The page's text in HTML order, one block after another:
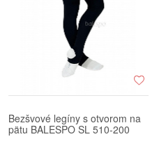
Bezšvové legíny s otvorom na
pätu BALESPO SL 510-200